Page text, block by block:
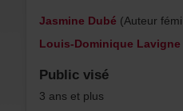
JasmineDubé
Louis-DominiqueLavigne
Publicvisé
3ansetplus